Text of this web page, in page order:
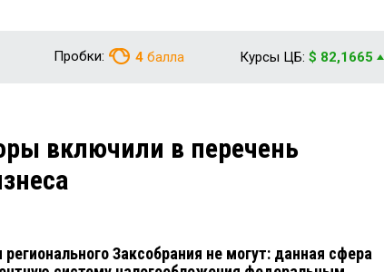
Пробки: 4 балла Курсы ЦБ: $ 82,1665
включили в перечень
Заксобрания не могут: данная сфера